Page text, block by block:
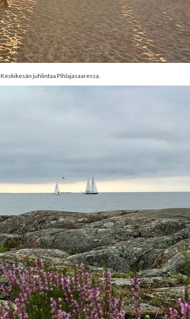
Keskikesän juhlintaa Pihlajasaaressa.